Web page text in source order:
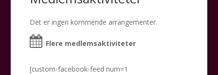
Det er ingen kommende arrangementer.
Flere medlemsaktiviteter
[custom-facebook-feed num=1